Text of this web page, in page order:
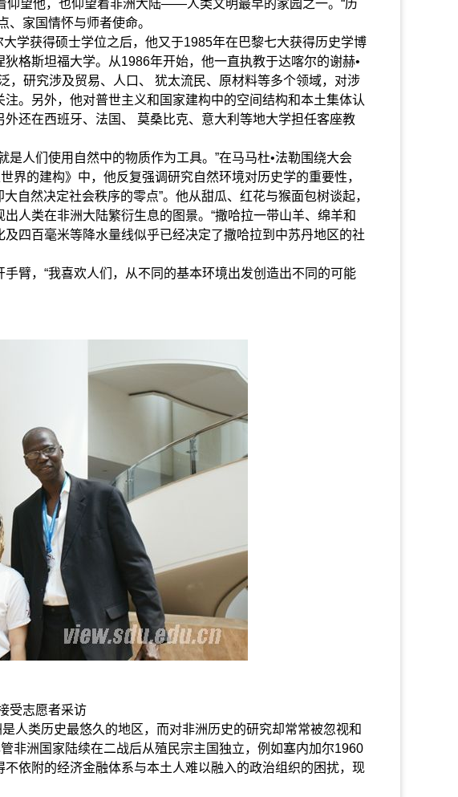
仰望他，也仰望着非洲大陆——人类文明最早的家园之一。“历
、家国情怀与师者使命。
获得硕士学位之后，他又于1985年在巴黎七大获得历史学博
格斯坦福大学。从1986年开始，他一直执教于达喀尔的谢赫•
，研究涉及贸易、人口、 犹太流民、原材料等多个领域，对涉
。另外，他对普世主义和国家建构中的空间结构和本土集体认
还在西班牙、法国、 莫桑比克、意大利等地大学担任客座教
人们使用自然中的物质作为工具。”在马马杜•法勒围绕大会
界的建构》中，他反复强调研究自然环境对历史学的重要性，
自然决定社会秩序的零点”。他从甜瓜、红花与猴面包树谈起，
人类在非洲大陆繁衍生息的图景。“撒哈拉一带山羊、绵羊和
四百毫米等降水量线似乎已经决定了撒哈拉到中苏丹地区的社
，“我喜欢人们，从不同的基本环境出发创造出不同的可能
受志愿者采访
人类历史最悠久的地区，而对非洲历史的研究却常常被忽视和
非洲国家陆续在二战后从殖民宗主国独立，例如塞内加尔1960
依附的经济金融体系与本土人难以融入的政治组织的困扰，现